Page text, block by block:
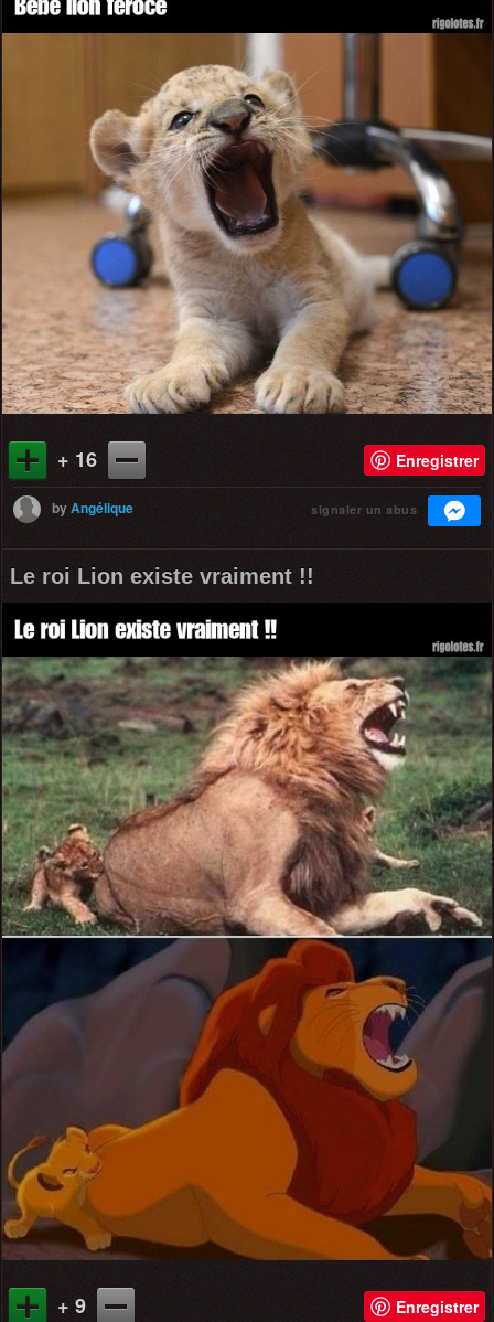
+ 16 Enregistrer
byAngélique signaler un abus
Le roi Lion existe vraiment !!
+ 9 Enregistrer